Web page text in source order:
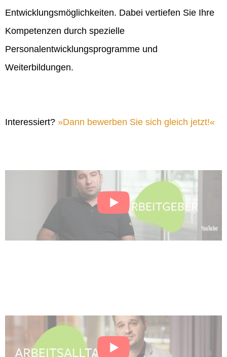
Entwicklungsmöglichkeiten. Dabei vertiefen Sie Ihre
Kompetenzen durch spezielle
Personalentwicklungsprogramme und
Weiterbildungen.
Interessiert? Dann bewerben Sie sich gleich jetzt!